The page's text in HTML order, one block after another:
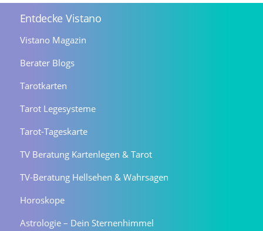
Entdecke Vistano
Vistano Magazin
Berater Blogs
Tarotkarten
Tarot Legesysteme
Tarot-Tageskarte
TV Beratung Kartenlegen & Tarot
TV-Beratung Hellsehen & Wahrsagen
Horoskope
Astrologie – Dein Sternenhimmel